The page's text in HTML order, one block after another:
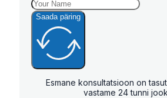
Saada päring
Esmane konsultatsioon on
vastame 24 tunni